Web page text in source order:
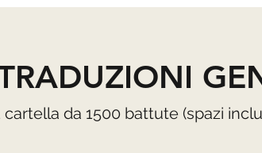
cartella da 1500 battute (spazi